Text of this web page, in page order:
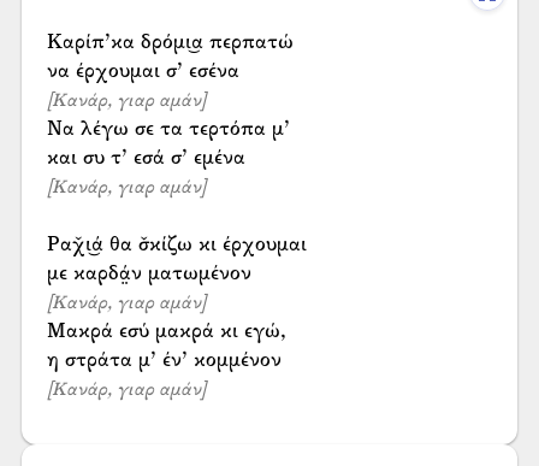
Καρίπ’κα δρόμι͜α περπατώ
[Κανάρ, γιαρ αμάν]
Να λέγω σε τα τερτόπα μ’
[Κανάρ, γιαρ αμάν]
Ραχ̌ι͜ά θα σ̌κίζω κι έρχουμαι
[Κανάρ, γιαρ αμάν]
Μακρά εσύ μακρά κι εγώ,
[Κανάρ, γιαρ αμάν]